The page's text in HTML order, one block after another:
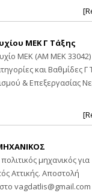
ΜΕΚ Γ Τάξης
ΜΕΚ (ΑΜ ΜΕΚ 33042)
και Βαθμίδες Γ
& Επεξεργασίας
μηχανικός για
Αττικής. Αποστολή
vagdatlis@gmail.com